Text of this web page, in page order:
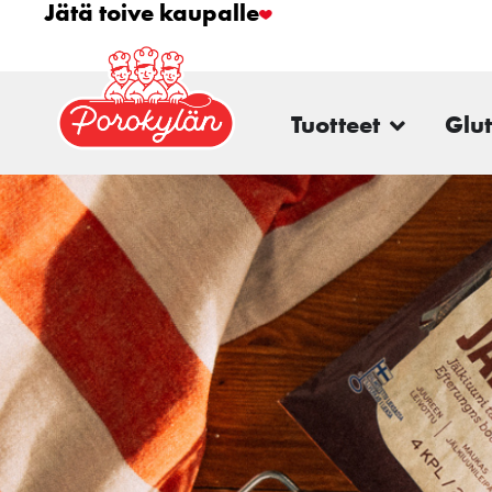
Jätä toive kaupalle
Tuotteet